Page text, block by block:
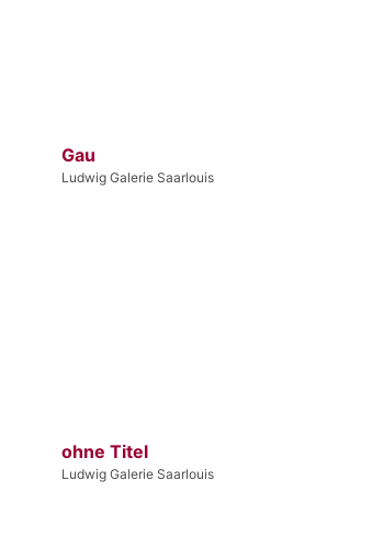
Gau
Ludwig Galerie Saarlouis
ohne Titel
Ludwig Galerie Saarlouis